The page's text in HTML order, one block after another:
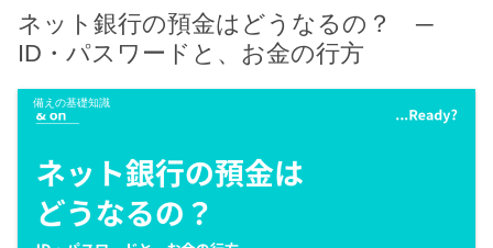
ネット銀行の預金はどうなるの？ ─
ID・パスワードと、お金の行方
備えの基礎知識